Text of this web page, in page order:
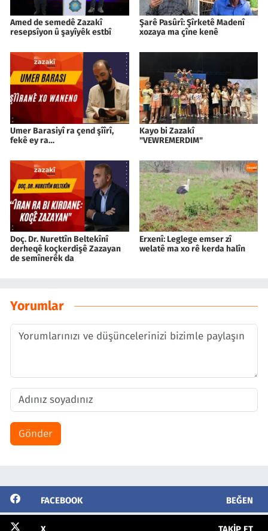
Amed de semedê Zazakî
resepsîyon û şayîyêk estbî
Şarê Pasûrî: Şîrketê Madenî
xozaya ma çîne kenê
Umer Barasiyî ra çend şîîrî,
fekê ey ra…
Kayo bi Zazakî
"VEWREMERDIM"
Doç. Dr. Nurettîn Beltekînî
derheqê koçkerdişê Zazayan
de semînerêk da
Erxenî: Leglege emser zî
welatê ma xo rê kerda halîn
Yorumlar
Gönder
FACEBOOK BEĞEN